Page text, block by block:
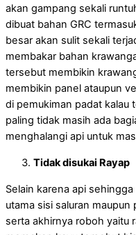
akan gampang sekali
dibuat bahan GRC
besar akan sulit sekali
membakar bahan
tersebut membikin
membikin panel ataupun
di pemukiman padat kalau
paling tidak masih ada
menghalangi api untuk
Tidak disukai Rayap
Selain karena api
utama sisi saluran
serta akhirnya roboh yaitu